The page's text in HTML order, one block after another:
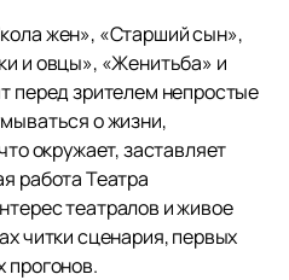
жен», «Старший сын»,
и овцы», «Женитьба» и
перед зрителем непростые
о жизни,
окружает, заставляет
работа Театра
театралов и живое
читки сценария, первых
прогонов.